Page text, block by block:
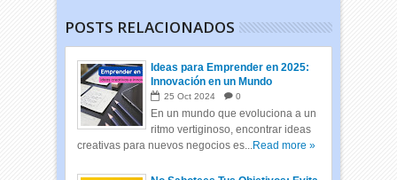
POSTS RELACIONADOS
Ideas para Emprender en 2025:
Innovación en un Mundo
Cambiante
25 Oct 2024 0
En un mundo que evoluciona a un
ritmo vertiginoso, encontrar ideas
creativas para nuevos negocios es...Read more »